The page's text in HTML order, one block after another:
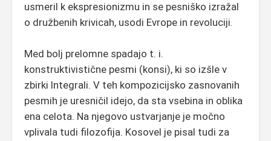
usmeril k ekspresionizmu in se pesniško izražal
o družbenih krivicah, usodi Evrope in revoluciji.
Med bolj prelomne spadajo t. i.
konstruktivistične pesmi (konsi), ki so izšle v
zbirki Integrali. V teh kompozicijsko zasnovanih
pesmih je uresničil idejo, da sta vsebina in oblika
ena celota. Na njegovo ustvarjanje je močno
vplivala tudi filozofija. Kosovel je pisal tudi za